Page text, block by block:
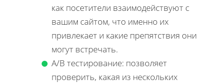
как посетители взаимодействуют с
вашим сайтом, что именно их
привлекает и какие препятствия они
могут встречать.
A/B тестирование: позволяет
проверить, какая из нескольких